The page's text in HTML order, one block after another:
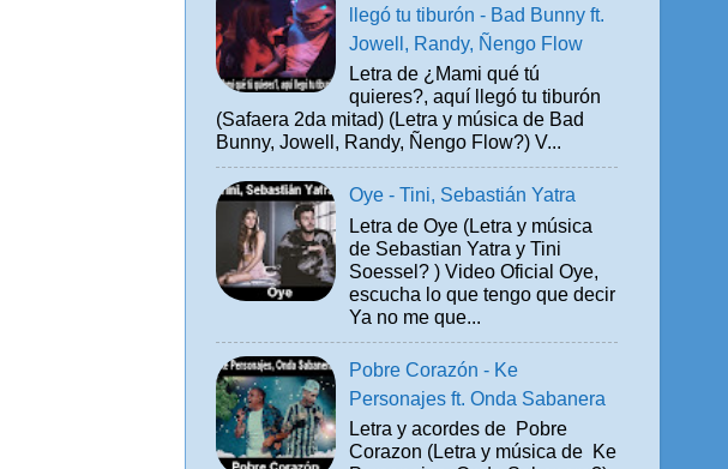
llegó tu tiburón - Bad Bunny ft.
Jowell, Randy, Ñengo Flow
Letra de ¿Mami qué tú
quieres?, aquí llegó tu tiburón
(Safaera 2da mitad) (Letra y música de Bad
Bunny, Jowell, Randy, Ñengo Flow?) V...
Oye - Tini, Sebastián Yatra
Letra de Oye (Letra y música
de Sebastian Yatra y Tini
Soessel? ) Video Oficial Oye,
escucha lo que tengo que decir
Ya no me que...
Pobre Corazón - Ke
Personajes ft. Onda Sabanera
Letra y acordes de Pobre
Corazon (Letra y música de Ke